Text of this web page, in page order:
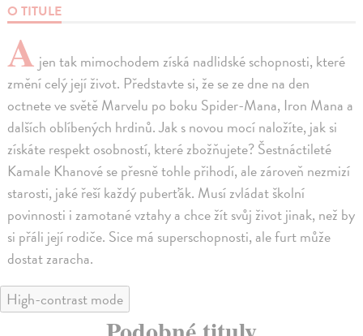
O TITULE
A jen tak mimochodem získá nadlidské schopnosti, které
změní celý její život. Představte si, že se ze dne na den
octnete ve světě Marvelu po boku Spider-Mana, Iron Mana a
dalších oblíbených hrdinů. Jak s novou mocí naložíte, jak si
získáte respekt osobností, které zbožňujete? Šestnáctileté
Kamale Khanové se přesně tohle přihodí, ale zároveň nezmizí
starosti, jaké řeší každý puberťák. Musí zvládat školní
povinnosti i zamotané vztahy a chce žít svůj život jinak, než by
si přáli její rodiče. Sice má superschopnosti, ale furt může
dostat zaracha.
High-contrast mode